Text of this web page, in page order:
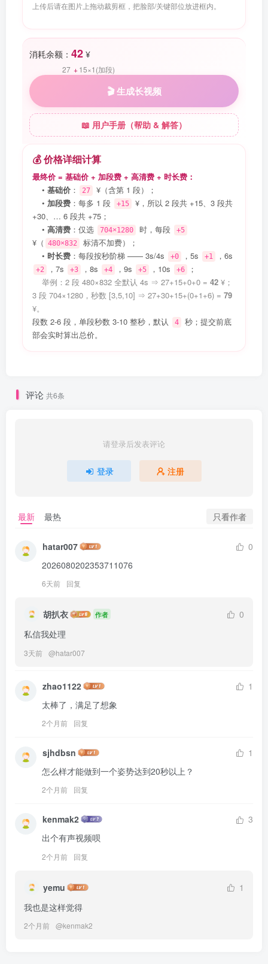
上传后请在图片上拖动裁剪框，把脸部/关键部位放进框内。
消耗余额： 42 ¥
27 +15×1(加段)
🎬 生成长视频
📖 用户手册（帮助 & 解答）
💰 价格详细计算
最终价 = 基础价 + 加段费 + 高清费 + 时长费：
• 基础价 ： 27
¥（含第 1 段）；
• 加段费 ：每多 1 段 +15
¥，所以 2 段共 +15、3 段共
+30、… 6 段共 +75；
• 高清费 ：仅选 704×1280 时，每段 +5
¥（ 480×832
标清不加费）；
• 时长费 ：每段按秒阶梯 —— 3s/4s +0 ，5s +1 ，6s
+2 ，7s +3 ，8s +4 ，9s +5 ，10s +6
；
举例：2 段 480×832 全默认 4s ⇒ 27+15+0+0 = 42 ¥；
3 段 704×1280，秒数 [3,5,10] ⇒ 27+30+15+(0+1+6) = 79
¥。
段数 2-6 段，单段秒数 3-10 整秒，默认
4
秒；提交前底
部会实时算出总价。
评论 共6条
请登录后发表评论
登录 注册
最新 最热 只看作者
hatar007
0
2026080202353711076
6天前 回复
胡扒衣 作者
0
私信我处理
3天前 @hatar007
zhao1122
1
太棒了，满足了想象
2个月前 回复
sjhdbsn
1
怎么样才能做到一个姿势达到20秒以上？
2个月前 回复
kenmak2
3
出个有声视频呗
2个月前 回复
yemu
1
我也是这样觉得
2个月前 @kenmak2